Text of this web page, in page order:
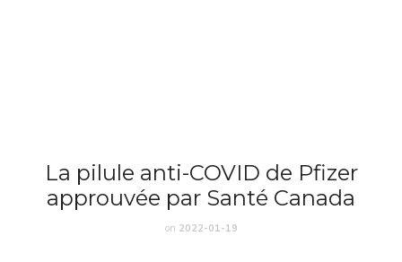
La pilule anti-COVID de Pfizer
approuvée par Santé Canada
on 2022-01-19